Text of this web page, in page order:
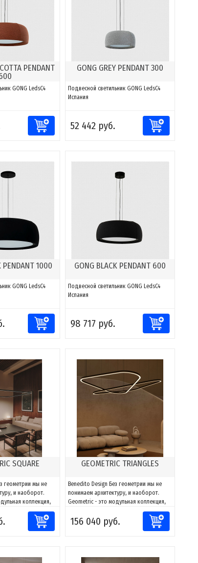
PENDANT
GONG LedsC4
GONG GREY PENDANT 300
Подвесной светильник GONG LedsC4
Испания
52 442 руб.
PENDANT 1000
GONG LedsC4
GONG BLACK PENDANT 600
Подвесной светильник GONG LedsC4
Испания
98 717 руб.
SQUARE
геометрии мы не
и наоборот.
коллекция,
свет к любому
сочетаниям
создавать фигуры
GEOMETRIC TRIANGLES
Benedito Design Без геометрии мы не
понимаем архитектуру, и наоборот.
Geometric - это модульная коллекция,
способная адаптировать свет к любому
пространству. Благодаря сочетаниям
компонентов можно создавать фигуры
156 040 руб.